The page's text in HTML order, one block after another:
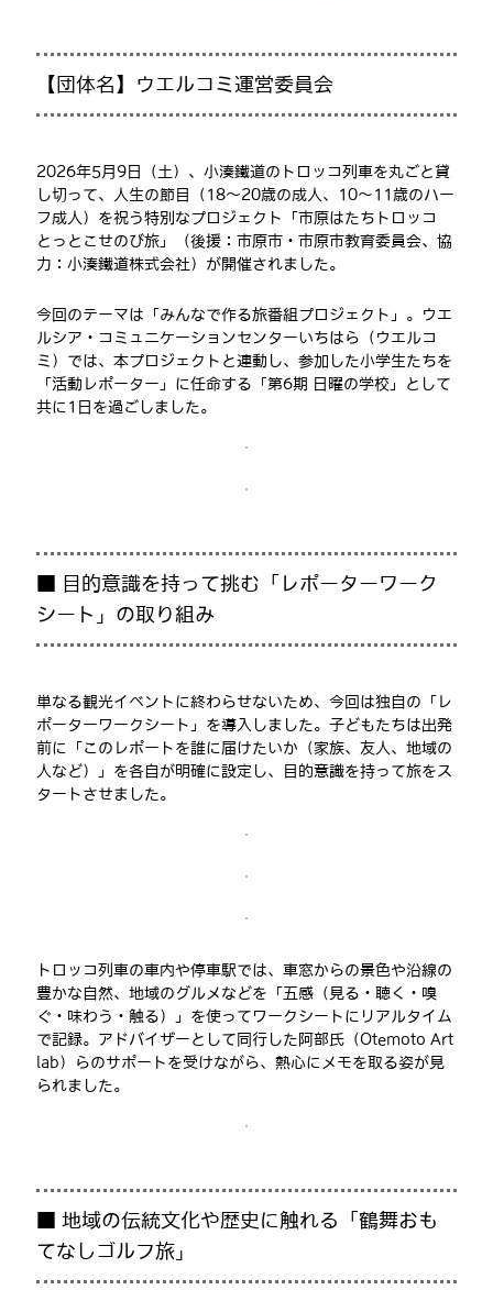
【団体名】ウエルコミ運営委員会
2026年5月9日（土）、小湊鐵道のトロッコ列車を丸ごと貸
し切って、人生の節目（18～20歳の成人、10～11歳のハー
フ成人）を祝う特別なプロジェクト「市原はたちトロッコ
とっとこせのび旅」（後援：市原市・市原市教育委員会、協
力：小湊鐵道株式会社）が開催されました。
今回のテーマは「みんなで作る旅番組プロジェクト」。ウエ
ルシア・コミュニケーションセンターいちはら（ウエルコ
ミ）では、本プロジェクトと連動し、参加した小学生たちを
「活動レポーター」に任命する「第6期 日曜の学校」として
共に1日を過ごしました。
■ 目的意識を持って挑む「レポーターワーク
シート」の取り組み
単なる観光イベントに終わらせないため、今回は独自の「レ
ポーターワークシート」を導入しました。子どもたちは出発
前に「このレポートを誰に届けたいか（家族、友人、地域の
人など）」を各自が明確に設定し、目的意識を持って旅をス
タートさせました。
トロッコ列車の車内や停車駅では、車窓からの景色や沿線の
豊かな自然、地域のグルメなどを「五感（見る・聴く・嗅
ぐ・味わう・触る）」を使ってワークシートにリアルタイム
で記録。アドバイザーとして同行した阿部氏（Otemoto Art
lab）らのサポートを受けながら、熱心にメモを取る姿が見
られました。
■ 地域の伝統文化や歴史に触れる「鶴舞おも
てなしゴルフ旅」